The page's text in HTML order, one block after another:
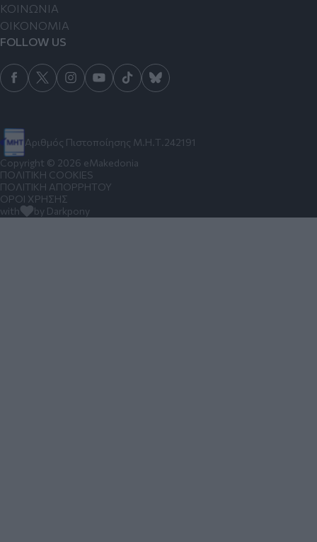
Αριθμός Πιστοποίησης Μ.Η.Τ.242191
ΚΟΙΝΩΝΙΑ
ΟΙΚΟΝΟΜΙΑ
FOLLOW US
Copyright © 2026 eMakedonia
ΠΟΛΙΤΙΚΗ COOKIES
ΠΟΛΙΤΙΚΗ ΑΠΟΡΡΗΤΟΥ
ΟΡΟΙ ΧΡΗΣΗΣ
with
by Darkpony